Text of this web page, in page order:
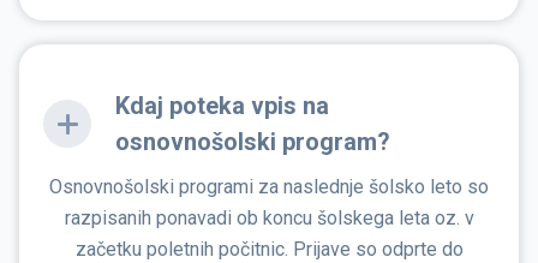
Kdaj poteka vpis na
osnovnošolski program?
Osnovnošolski programi za naslednje šolsko leto so
razpisanih ponavadi ob koncu šolskega leta oz. v
začetku poletnih počitnic. Prijave so odprte do